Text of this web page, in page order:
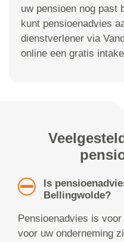
uw pensioen nog past
kunt pensioenadvies
dienstverlener via
online een gratis
Is
Bellingwolde?
Pensioenadvies is
voor uw onderneming